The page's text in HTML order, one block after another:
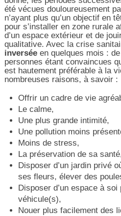
été vécues douloureusement
n’ayant plus qu’un objectif en
pour s’installer en zone rurale
d’un espace extérieur et de
qualitative. Avec la crise
inverséeen quelques mois :
personnes étant convaincues
est hautement préférable à la
nombreuses raisons, à savoir :
Offrir un cadre de vie
Le calme,
Une plus grande intimité,
Une pollution moins
Moins de stress,
La préservation de sa
Disposer d’un jardin privé
ses fleurs, élever des
Disposer d’un espace à
véhicule(s),
Nouer plus facilement des